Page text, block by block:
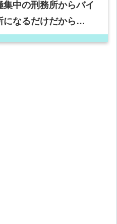
中の刑務所からバイ
になるだけだから…